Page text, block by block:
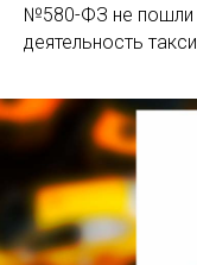
№580-ФЗ не пошли
деятельность